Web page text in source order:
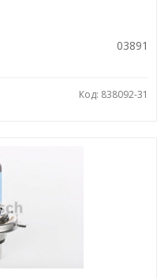
03891
Код: 838092-31